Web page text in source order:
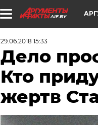
AIF.BY
29.06.2018 15:33
Дело
Кто
жертв